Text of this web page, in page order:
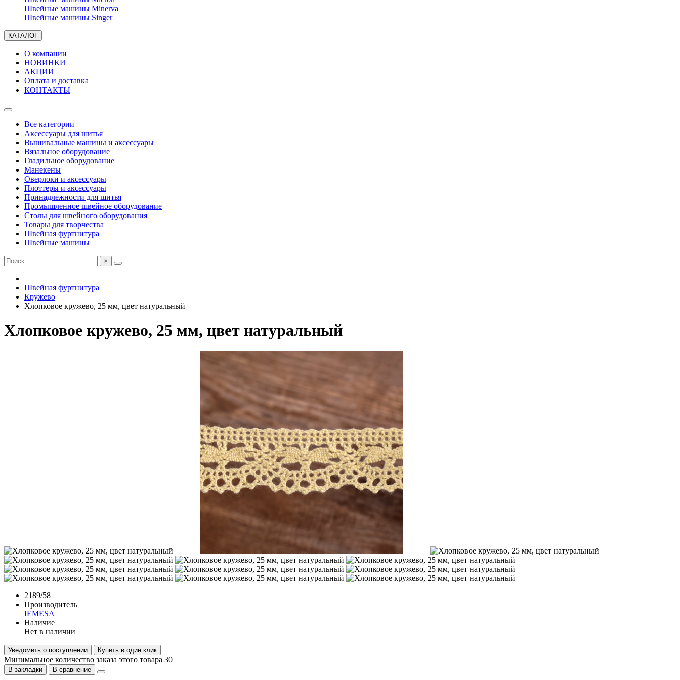
Швейные машины Minerva
Швейные машины Singer
КАТАЛОГ
О компании
НОВИНКИ
АКЦИИ
Оплата и доставка
КОНТАКТЫ
Все категории
Аксессуары для шитья
Вышивальные машины и аксессуары
Вязальное оборудование
Гладильное оборудование
Манекены
Оверлоки и аксессуары
Плоттеры и аксессуары
Принадлежности для шитья
Промышленное швейное оборудование
Столы для швейного оборудования
Товары для творчества
Швейная фуртнитура
Швейные машины
×
Швейная фуртнитура
Кружево
Хлопковое кружево, 25 мм, цвет натуральный
Хлопковое кружево, 25 мм, цвет натуральный
2189/58
Производитель
IEMESA
Наличие
Нет в наличии
Уведомить о поступлении Купить в один клик
Минимальное количество заказа этого товара 30
В закладки В сравнение